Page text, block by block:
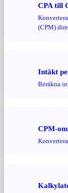
CPA till
(CPM)
Intäkt
Beräkna
CPM-